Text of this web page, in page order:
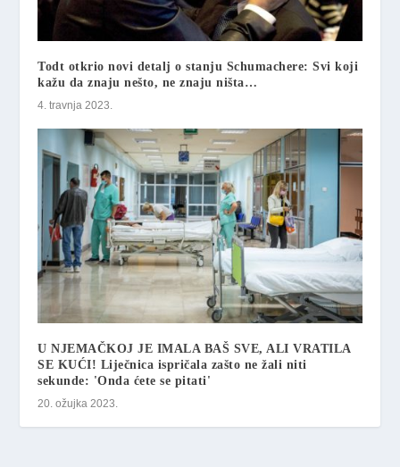
Todt otkrio novi detalj o stanju Schumachere: Svi koji
kažu da znaju nešto, ne znaju ništa…
4. travnja 2023.
U NJEMAČKOJ JE IMALA BAŠ SVE, ALI VRATILA
SE KUĆI! Liječnica ispričala zašto ne žali niti
sekunde: 'Onda ćete se pitati'
20. ožujka 2023.